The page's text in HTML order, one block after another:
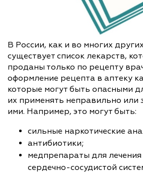
В России, как и во многих
существует список лекарств,
проданы только по рецепту
оформление рецепта в аптеку
которые могут быть опасными
их применять неправильно или
ими. Например, это могут быть:
сильные наркотические
антибиотики;
медпрепараты для
сердечно-сосудистой